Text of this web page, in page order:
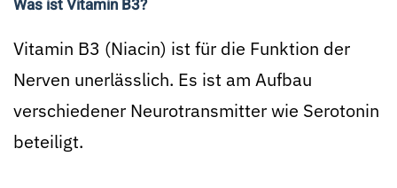
Was ist Vitamin B3?
Vitamin B3 (Niacin) ist für die Funktion der
Nerven unerlässlich. Es ist am Aufbau
verschiedener Neurotransmitter wie Serotonin
beteiligt.